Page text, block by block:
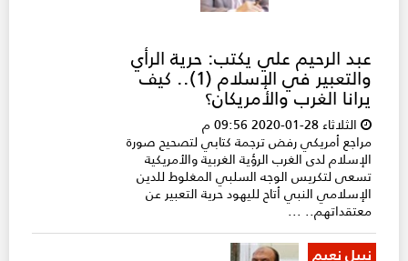
عبد الرحيم علي يكتب: حرية الرأي
والتعبير في الإسلام (1).. كيف
يرانا الغرب والأمريكان؟
الثلاثاء 28-01-2020 09:56 م
مراجع أمريكي رفض ترجمة كتابي لتصحيح صورة
الإسلام لدى الغرب الرؤية الغربية والأمريكية
تسعى لتكريس الوجه السلبي المغلوط للدين
الإسلامي النبي أتاح لليهود حرية التعبير عن
معتقداتهم.. ...
نبيل نعيم